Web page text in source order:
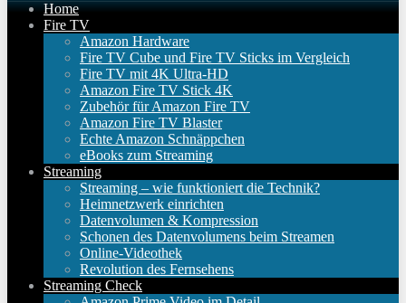
Home
Fire TV
Amazon Hardware
Fire TV Cube und Fire TV Sticks im Vergleich
Fire TV mit 4K Ultra-HD
Amazon Fire TV Stick 4K
Zubehör für Amazon Fire TV
Amazon Fire TV Blaster
Echte Amazon Schnäppchen
eBooks zum Streaming
Streaming
Streaming – wie funktioniert die Technik?
Heimnetzwerk einrichten
Datenvolumen & Kompression
Schonen des Datenvolumens beim Streamen
Online-Videothek
Revolution des Fernsehens
Streaming Check